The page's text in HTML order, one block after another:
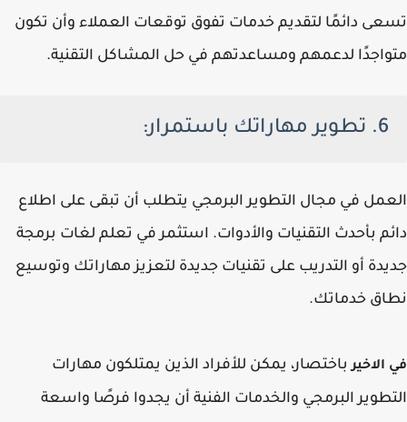
تسعى دائمًا لتقديم خدمات تفوق توقعات العملاء وأن تكون
متواجدًا لدعمهم ومساعدتهم في حل المشاكل التقنية.
6. تطوير مهاراتك باستمرار:
العمل في مجال التطوير البرمجي يتطلب أن تبقى على اطلاع
دائم بأحدث التقنيات والأدوات. استثمر في تعلم لغات برمجة
جديدة أو التدريب على تقنيات جديدة لتعزيز مهاراتك وتوسيع
نطاق خدماتك.
في الاخيرباختصار، يمكن للأفراد الذين يمتلكون مهارات
التطوير البرمجي والخدمات الفنية أن يجدوا فرصًا واسعة